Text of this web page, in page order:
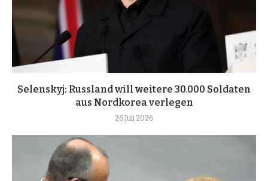
Selenskyj: Russland will weitere 30.000 Soldaten
aus Nordkorea verlegen
26 Juli 2026